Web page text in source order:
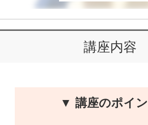
講座内容
▼ 講座のポイ